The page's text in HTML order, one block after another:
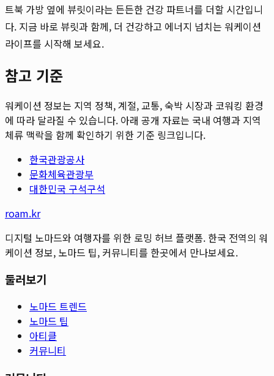
트북 가방 옆에 뷰릿이라는 든든한 건강 파트너를 더할 시간입니
다. 지금 바로 뷰릿과 함께, 더 건강하고 에너지 넘치는 워케이션
라이프를 시작해 보세요.
참고 기준
워케이션 정보는 지역 정책, 계절, 교통, 숙박 시장과 코워킹 환경
에 따라 달라질 수 있습니다. 아래 공개 자료는 국내 여행과 지역
체류 맥락을 함께 확인하기 위한 기준 링크입니다.
한국관광공사
문화체육관광부
대한민국 구석구석
roam.kr
디지털 노마드와 여행자를 위한 로밍 허브 플랫폼. 한국 전역의 워
케이션 정보, 노마드 팁, 커뮤니티를 한곳에서 만나보세요.
둘러보기
노마드 트렌드
노마드 팁
아티클
커뮤니티